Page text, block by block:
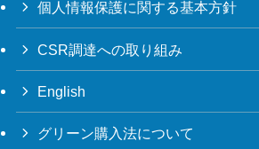
個人情報保護に関する基本方針
CSR調達への取り組み
English
グリーン購入法について